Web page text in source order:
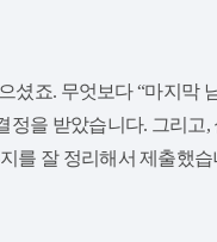
죠. 무엇보다 “마지막
을 받았습니다. 그리고,
잘 정리해서 제출했습